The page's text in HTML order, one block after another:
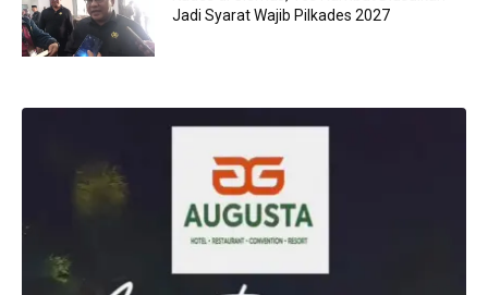
Jadi Syarat Wajib Pilkades 2027